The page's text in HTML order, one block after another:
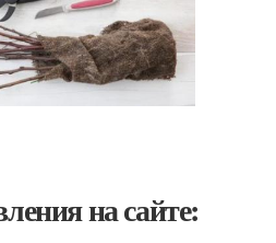
на сайте: